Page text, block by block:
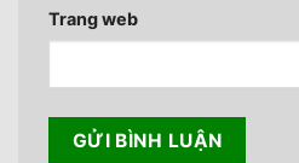
Trang web